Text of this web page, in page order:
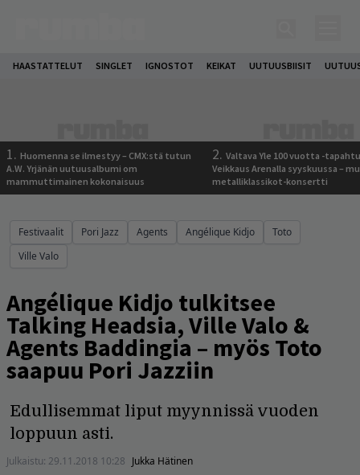
HAASTATTELUT SINGLET IGNOSTOT KEIKAT UUTUUSBIISIT
1. Huomenna se ilmestyy – CMX:stä tutun
A.W. Yrjänän uutuusalbumi om
mammuttimainen kokonaisuus
2. Valtava Yle 100 vuotta -
Veikkaus Arenalla syyskuussa –
metalliklassikot-konsertti
Festivaalit Pori Jazz Agents Angélique Kidjo
Toto
Ville Valo
Angélique Kidjo tulkitsee
Talking Headsia, Ville Valo &
Agents Baddingia – myös Toto
saapuu Pori Jazziin
Edullisemmat liput myynnissä vuoden
loppuun asti.
Julkaistu: 29.11.2018 10:28 Jukka Hätinen